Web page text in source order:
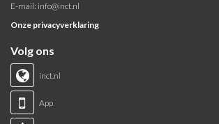
E-mail: info@inct.nl
Onze privacyverklaring
Volg ons
inct.nl
App